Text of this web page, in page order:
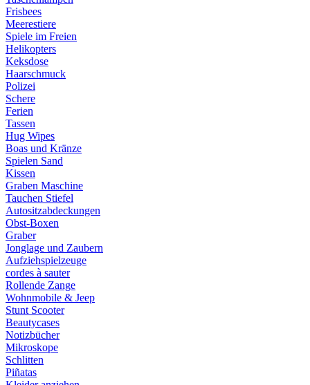
Frisbees
Meerestiere
Spiele im Freien
Helikopters
Keksdose
Haarschmuck
Polizei
Schere
Ferien
Tassen
Hug Wipes
Boas und Kränze
Spielen Sand
Kissen
Graben Maschine
Tauchen Stiefel
Autositzabdeckungen
Obst-Boxen
Graber
Jonglage und Zaubern
Aufziehspielzeuge
cordes à sauter
Rollende Zange
Wohnmobile & Jeep
Stunt Scooter
Beautycases
Notizbücher
Mikroskope
Schlitten
Piñatas